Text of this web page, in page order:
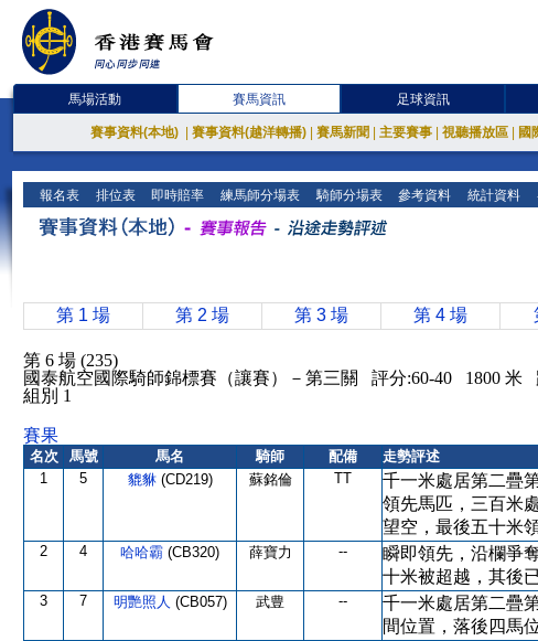
馬場活動 賽馬資訊 足球資訊
賽事資料(本地) 賽事資料(越洋轉播) 賽馬新聞 主要賽事 視聽播放區 國
報名表 排位表 即時賠率 練馬師分場表 騎師分場表 參考資料 統計資料
第 1 場 第 2 場 第 3 場 第 4 場
第 6 場 (235)
國泰航空國際騎師錦標賽（讓賽）－第三關 評分:60-40 1800
組別 1
賽果
名次 馬號 馬名 騎師 配備
走勢評述
1
5 貔貅 (CD219) 蘇銘倫 TT
千一米處居第二疊
領先馬匹，三百米
望空，最後五十米
2 4 哈哈霸 (CB320) 薛寶力 --
瞬即領先，沿欄爭
十米被超越，其後
3 7 明艷照人 (CB057) 武豊 --
千一米處居第二疊
間位置，落後四馬